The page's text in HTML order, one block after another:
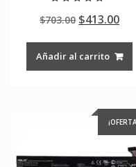
4.50
de 5
$703.00 Original
was:
$703.00.
$413.00
Añadir al carrito